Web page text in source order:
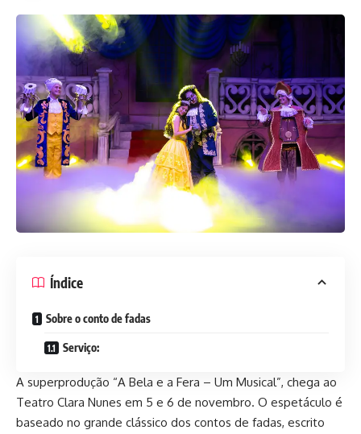
Índice
Sobre o conto de fadas
Serviço:
A superprodução “A Bela e a Fera – Um Musical”, chega ao
Teatro Clara Nunes em 5 e 6 de novembro. O espetáculo é
baseado no grande clássico dos contos de fadas, escrito